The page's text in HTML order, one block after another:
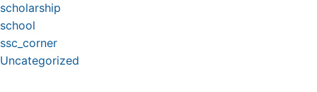
scholarship
school
ssc_corner
Uncategorized